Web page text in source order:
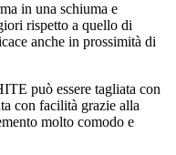
in una schiuma e
rispetto a quello di
anche in prossimità di
può essere tagliata con
con facilità grazie alla
molto comodo e